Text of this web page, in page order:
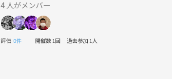
4 人がメンバー
評価 0件 開催数 1回 過去参加 1人